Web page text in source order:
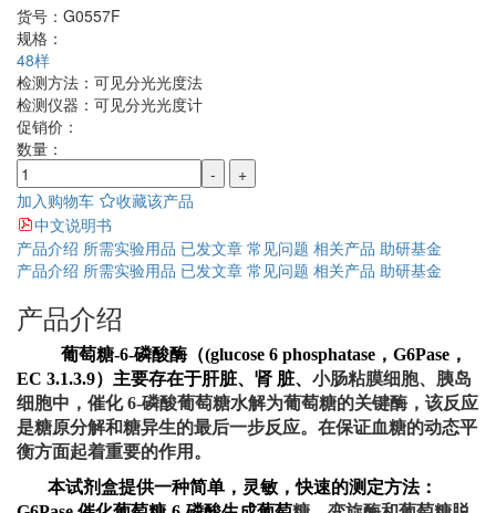
货号： G0557F
规格：
48样
检测方法： 可见分光光度法
检测仪器： 可见分光光度计
促销价：
数量：
-
+
加入购物车
收藏该产品
中文说明书
产品介绍 所需实验用品 已发文章 常见问题 相关产品 助研基金
产品介绍 所需实验用品 已发文章 常见问题 相关产品 助研基金
产品介绍
葡萄糖-6-磷酸酶（(glucose 6 phosphatase ， G6Pase ，
EC 3.1.3.9）主要存在于肝脏、肾 脏、 小肠粘膜细胞、胰岛
细胞中，催化 6-磷酸葡萄糖水解为葡萄糖的关键酶，该反应
是糖原分解和糖异生的最后一步反应。在保证血糖的动态平
衡方面起着重要的作用。
本试剂盒提供一种简单，灵敏，快速的测定方法：